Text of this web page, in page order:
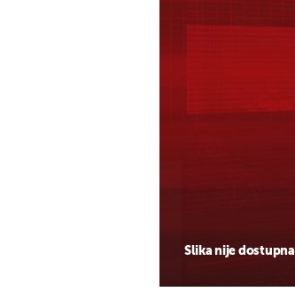
Slika nije dostupna